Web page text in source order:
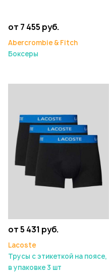
от 7 455 руб.
Abercrombie & Fitch
Боксеры
от 5 431 руб.
Lacoste
Трусы с этикеткой на поясе,
в упаковке 3 шт